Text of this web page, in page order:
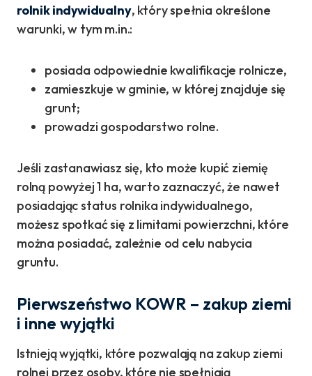
rolnik indywidualny, który spełnia określone
warunki, w tym m.in.:
posiada odpowiednie kwalifikacje rolnicze,
zamieszkuje w gminie, w której znajduje się
grunt;
prowadzi gospodarstwo rolne.
Jeśli zastanawiasz się, kto może kupić ziemię
rolną powyżej 1 ha, warto zaznaczyć, że nawet
posiadając status rolnika indywidualnego,
możesz spotkać się z limitami powierzchni, które
można posiadać, zależnie od celu nabycia
gruntu.
Pierwszeństwo KOWR – zakup ziemi
i inne wyjątki
Istnieją wyjątki, które pozwalają na zakup ziemi
rolnej przez osoby, które nie spełniają